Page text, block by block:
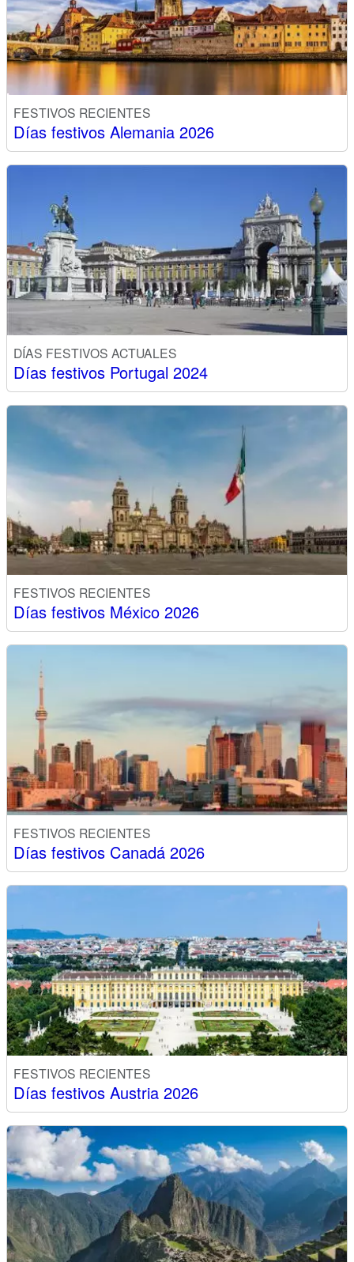
FESTIVOS RECIENTES
Días festivos Alemania 2026
DÍAS FESTIVOS ACTUALES
Días festivos Portugal 2024
FESTIVOS RECIENTES
Días festivos México 2026
FESTIVOS RECIENTES
Días festivos Canadá 2026
FESTIVOS RECIENTES
Días festivos Austria 2026